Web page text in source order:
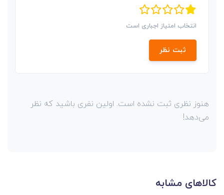
انتخاب امتیاز اجباری است
ثبت نظر
هنوز نظری ثبت نشده است. اولین نفری باشید که نظر
می‌دهد!
کالاهای مشابه